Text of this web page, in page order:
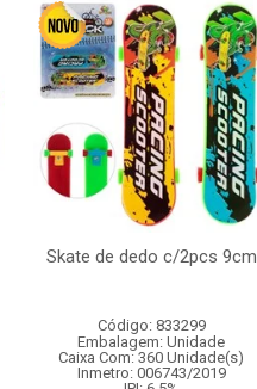
Skate de dedo c/2pcs 9cm
Código: 833299
Embalagem: Unidade
Caixa Com: 360 Unidade(s)
Inmetro: 006743/2019